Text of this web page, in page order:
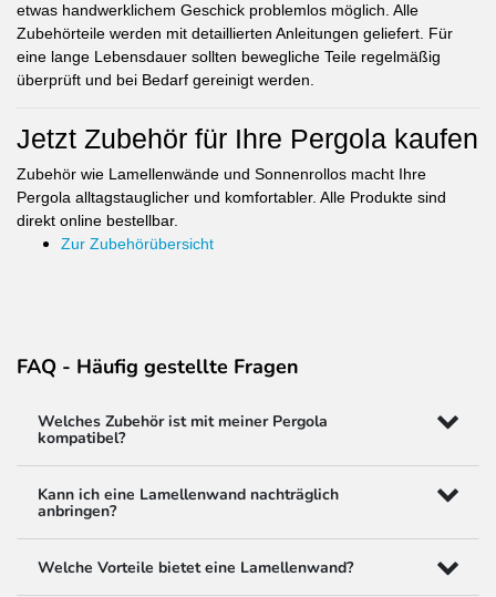
etwas handwerklichem Geschick problemlos möglich. Alle
Zubehörteile werden mit detaillierten Anleitungen geliefert. Für
eine lange Lebensdauer sollten bewegliche Teile regelmäßig
überprüft und bei Bedarf gereinigt werden.
Jetzt Zubehör für Ihre Pergola kaufen
Zubehör wie Lamellenwände und Sonnenrollos macht Ihre
Pergola alltagstauglicher und komfortabler. Alle Produkte sind
direkt online bestellbar.
Zur Zubehörübersicht
FAQ - Häufig gestellte Fragen
Welches Zubehör ist mit meiner Pergola
kompatibel?
Kann ich eine Lamellenwand nachträglich
anbringen?
Welche Vorteile bietet eine Lamellenwand?